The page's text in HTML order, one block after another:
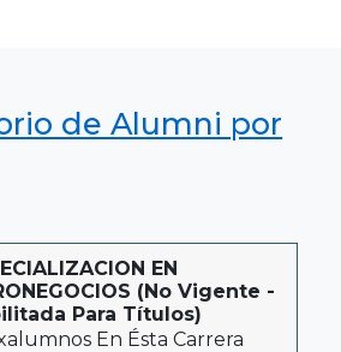
de Alumni por
EN
(No Vigente -
Para Títulos)
En Ésta Carrera